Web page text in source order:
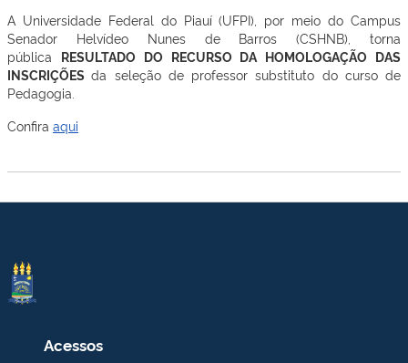
A Universidade Federal do Piauí (UFPI), por meio do Campus
Senador Helvídeo Nunes de Barros (CSHNB), torna
pública
RESULTADO DO RECURSO DA HOMOLOGAÇÃO DAS
INSCRIÇÕES da seleção de professor substituto do curso de
Pedagogia.
Confira aqui
Acessos